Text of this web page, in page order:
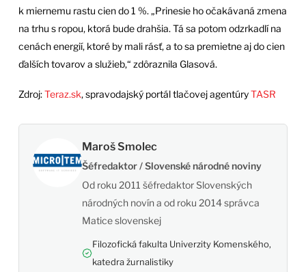
k miernemu rastu cien do 1 %. „Prinesie ho očakávaná zmena
na trhu s ropou, ktorá bude drahšia. Tá sa potom odzrkadlí na
cenách energií, ktoré by mali rásť, a to sa premietne aj do cien
ďalších tovarov a služieb,“ zdôraznila Glasová.
Zdroj:Teraz.sk, spravodajský portál tlačovej agentúryTASR
Maroš Smolec
Šéfredaktor / Slovenské národné noviny
Od roku 2011 šéfredaktor Slovenských
národných novín a od roku 2014 správca
Matice slovenskej
Filozofická fakulta Univerzity Komenského,
katedra žurnalistiky